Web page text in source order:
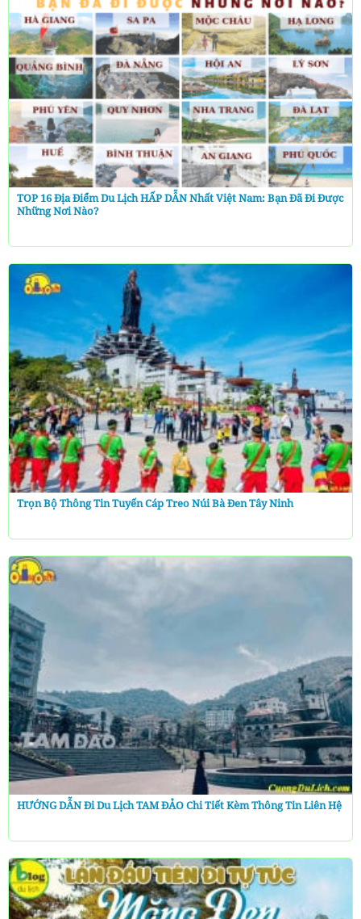
TOP 16 Địa Điểm Du Lịch HẤP DẪN Nhất Việt Nam: Bạn Đã Đi Được
Những Nơi Nào?
Trọn Bộ Thông Tin Tuyến Cáp Treo Núi Bà Đen Tây Ninh
HƯỚNG DẪN Đi Du Lịch TAM ĐẢO Chi Tiết Kèm Thông Tin Liên Hệ